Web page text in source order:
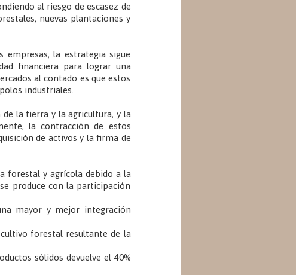
al riesgo de escasez de
nuevas plantaciones y
empresas, la estrategia sigue
financiera para lograr una
al contado es que estos
industriales.
la tierra y la agricultura, y la
la contracción de estos
de activos y la firma de
forestal y agrícola debido a la
produce con la participación
mayor y mejor integración
forestal resultante de la
sólidos devuelve el 40%